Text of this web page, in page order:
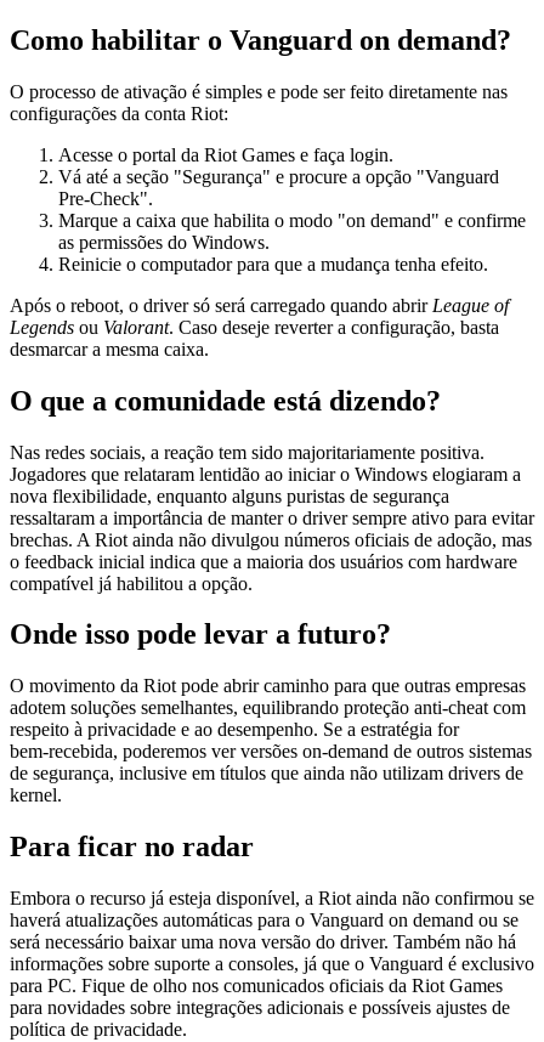
Como habilitar o Vanguard on demand?
O processo de ativação é simples e pode ser feito diretamente nas
configurações da conta Riot:
Acesse o portal da Riot Games e faça login.
Vá até a seção "Segurança" e procure a opção "Vanguard
Pre‑Check".
Marque a caixa que habilita o modo "on demand" e confirme
as permissões do Windows.
Reinicie o computador para que a mudança tenha efeito.
Após o reboot, o driver só será carregado quando abrir League of
Legends ou Valorant. Caso deseje reverter a configuração, basta
desmarcar a mesma caixa.
O que a comunidade está dizendo?
Nas redes sociais, a reação tem sido majoritariamente positiva.
Jogadores que relataram lentidão ao iniciar o Windows elogiaram a
nova flexibilidade, enquanto alguns puristas de segurança
ressaltaram a importância de manter o driver sempre ativo para evitar
brechas. A Riot ainda não divulgou números oficiais de adoção, mas
o feedback inicial indica que a maioria dos usuários com hardware
compatível já habilitou a opção.
Onde isso pode levar a futuro?
O movimento da Riot pode abrir caminho para que outras empresas
adotem soluções semelhantes, equilibrando proteção anti‑cheat com
respeito à privacidade e ao desempenho. Se a estratégia for
bem‑recebida, poderemos ver versões on‑demand de outros sistemas
de segurança, inclusive em títulos que ainda não utilizam drivers de
kernel.
Para ficar no radar
Embora o recurso já esteja disponível, a Riot ainda não confirmou se
haverá atualizações automáticas para o Vanguard on demand ou se
será necessário baixar uma nova versão do driver. Também não há
informações sobre suporte a consoles, já que o Vanguard é exclusivo
para PC. Fique de olho nos comunicados oficiais da Riot Games
para novidades sobre integrações adicionais e possíveis ajustes de
política de privacidade.